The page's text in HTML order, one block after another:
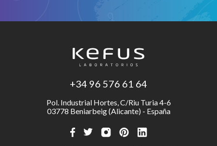
+34 96 576 61 64
Pol. Industrial Hortes, C/Riu Turia 4-6
03778 Beniarbeig (Alicante) - España